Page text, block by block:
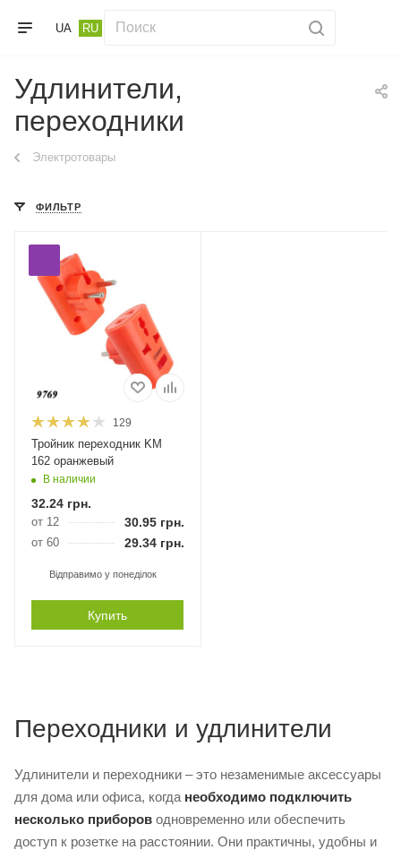
UA RU
Удлинители,
переходники
Электротовары
ФИЛЬТР
129
Тройник переходник KM
162 оранжевый
В наличии
32.24 грн.
от 12 30.95 грн.
от 60 29.34 грн.
Відправимо у понеділок
Купить
Переходники и удлинители
Удлинители и переходники – это незаменимые аксессуары
для дома или офиса, когда необходимо подключить
несколько приборов одновременно или обеспечить
доступ к розетке на расстоянии. Они практичны, удобны и